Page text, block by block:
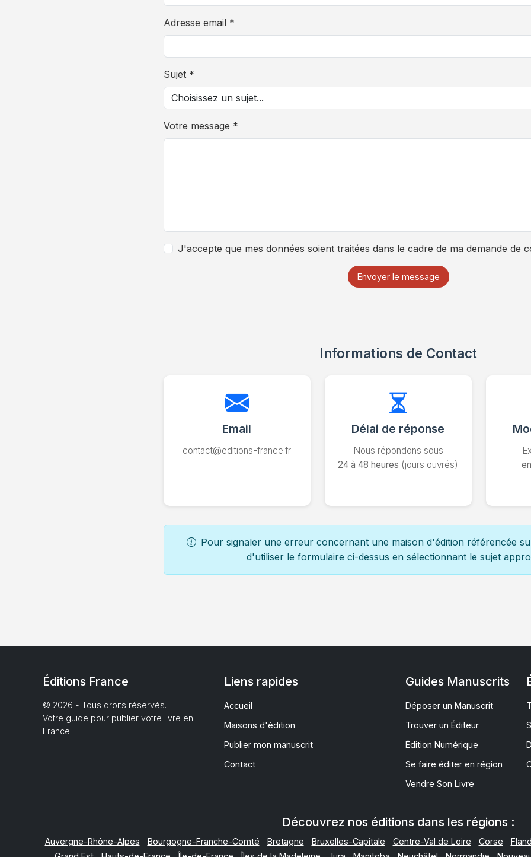
Adresse email *
Sujet *
Votre message *
J'accepte que mes données soient traitées dans le cadre de ma demande de
Envoyer le message
Informations de Contact
Email
contact@editions-france.fr
Délai de réponse
Nous répondons sous
24 à 48 heures (jours ouvrés)
Pour signaler une erreur concernant une maison d'édition référencée
d'utiliser le formulaire ci-dessus en sélectionnant le sujet
Éditions France
© 2026 - Tous droits réservés.
Votre guide pour publier votre livre en
France
Liens rapides
Accueil
Maisons d'édition
Publier mon manuscrit
Contact
Guides Manuscrits
Déposer un Manuscrit
Trouver un Éditeur
Édition Numérique
Se faire éditer en région
Vendre Son Livre
Découvrez nos éditions dans les régions :
Auvergne-Rhône-Alpes Bourgogne-Franche-Comté Bretagne Bruxelles-Capitale Centre-Val de Loire Corse